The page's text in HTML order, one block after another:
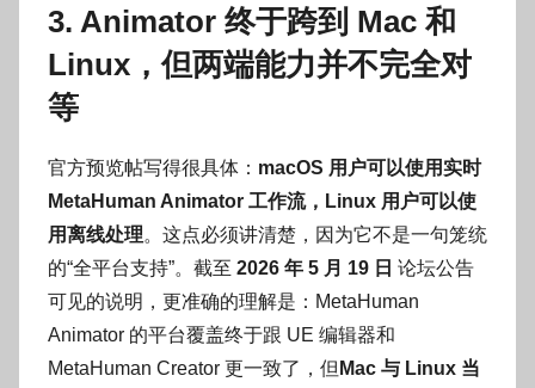
3. Animator 终于跨到 Mac 和
Linux，但两端能力并不完全对
等
官方预览帖写得很具体： macOS 用户可以使用实时
MetaHuman Animator 工作流，Linux 用户可以使
用离线处理。这点必须讲清楚，因为它不是一句笼统
的“全平台支持”。截至 2026 年 5 月 19 日 论坛公告
可见的说明，更准确的理解是：MetaHuman
Animator 的平台覆盖终于跟 UE 编辑器和
MetaHuman Creator 更一致了，但 Mac 与 Linux 当